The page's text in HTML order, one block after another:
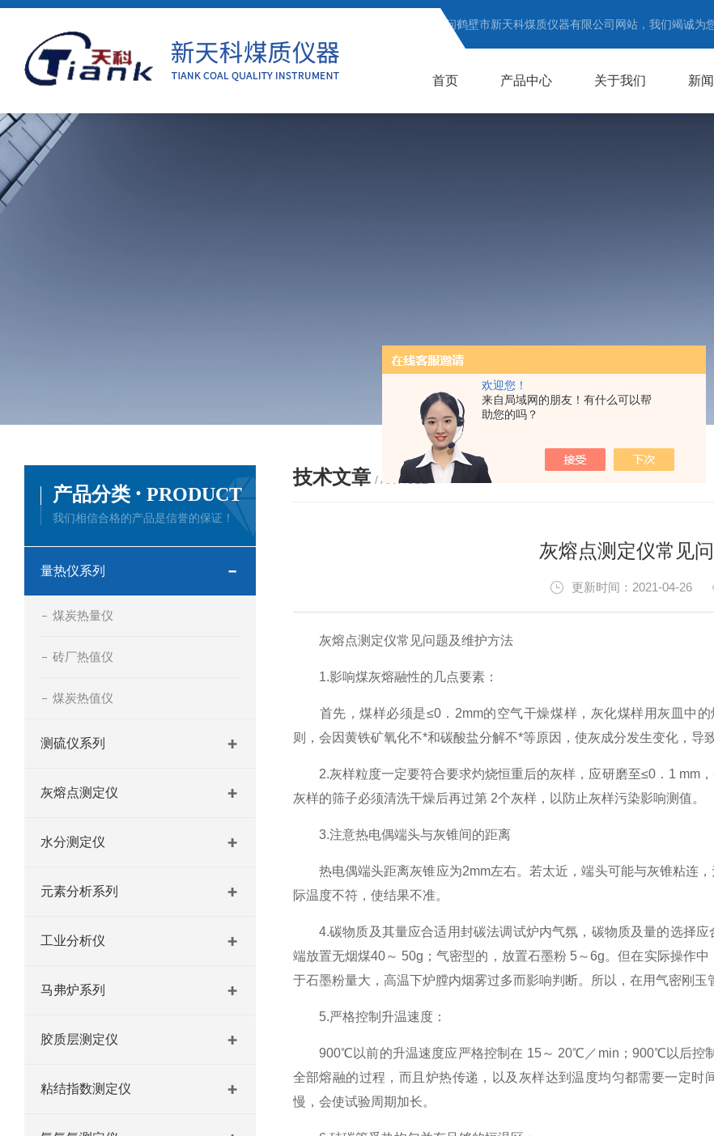
欢迎您！
来自局域网的朋友！有什么可以帮
助您的吗？
欢迎访问鹤壁市新天科煤质仪器有限公司网站，我们竭诚为
首页 产品中心 关于我们 新
产品分类 · PRODUCT
我们相信合格的产品是信誉的保证！
量热仪系列
煤炭热量仪
砖厂热值仪
煤炭热值仪
测硫仪系列
灰熔点测定仪
水分测定仪
元素分析系列
工业分析仪
马弗炉系列
胶质层测定仪
粘结指数测定仪
技术文章 / ARTICLE
灰熔点测定仪常见
更新时间：2021-04-26
灰熔点测定仪常见问题及维护方法
1.影响煤灰熔融性的几点要素：
首先，煤样必须是≤0．2mm的空气干燥煤样，灰化煤样用灰皿中的
则，会因黄铁矿氧化不*和碳酸盐分解不*等原因，使灰成分发生变化，导
2.灰样粒度一定要符合要求灼烧恒重后的灰样，应研磨至≤0．1 mm
灰样的筛子必须清洗干燥后再过第 2个灰样，以防止灰样污染影响测值。
3.注意热电偶端头与灰锥间的距离
热电偶端头距离灰锥应为2mm左右。若太近，端头可能与灰锥粘连，
际温度不符，使结果不准。
4.碳物质及其量应合适用封碳法调试炉内气氛，碳物质及量的选择应
端放置无烟煤40～ 50g；气密型的，放置石墨粉 5～6g。但在实际操作
于石墨粉量大，高温下炉膛内烟雾过多而影响判断。所以，在用气密刚玉
5.严格控制升温速度：
900℃以前的升温速度应严格控制在 15～ 20℃／min；900℃以后控制
全部熔融的过程，而且炉热传递，以及灰样达到温度均匀都需要一定
慢，会使试验周期加长。